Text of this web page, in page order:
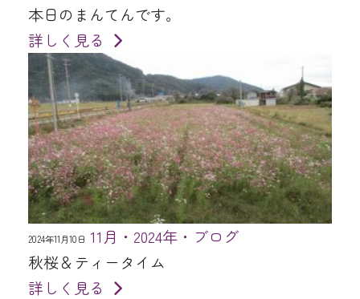
本日のまんてんです。
詳しく見る
2024年11月10日 11月・2024年・ブログ
秋桜＆ティータイム
詳しく見る